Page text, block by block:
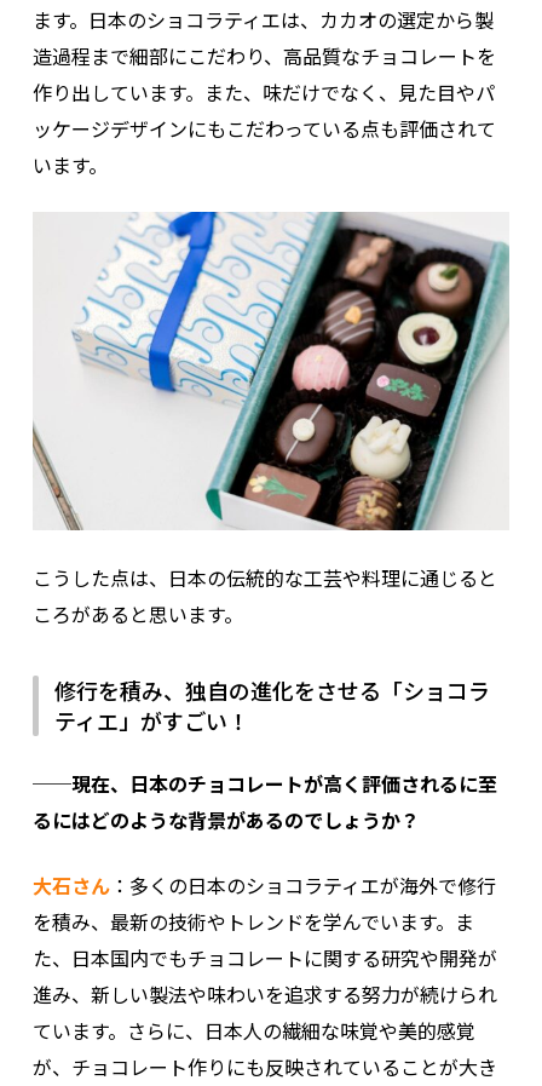
ます。日本のショコラティエは、カカオの選定から製
造過程まで細部にこだわり、高品質なチョコレートを
作り出しています。また、味だけでなく、見た目やパ
ッケージデザインにもこだわっている点も評価されて
います。
こうした点は、日本の伝統的な工芸や料理に通じると
ころがあると思います。
修行を積み、独自の進化をさせる「ショコラ
ティエ」がすごい！
──現在、日本のチョコレートが高く評価されるに至
るにはどのような背景があるのでしょうか？
大石さん：多くの日本のショコラティエが海外で修行
を積み、最新の技術やトレンドを学んでいます。ま
た、日本国内でもチョコレートに関する研究や開発が
進み、新しい製法や味わいを追求する努力が続けられ
ています。さらに、日本人の繊細な味覚や美的感覚
が、チョコレート作りにも反映されていることが大き